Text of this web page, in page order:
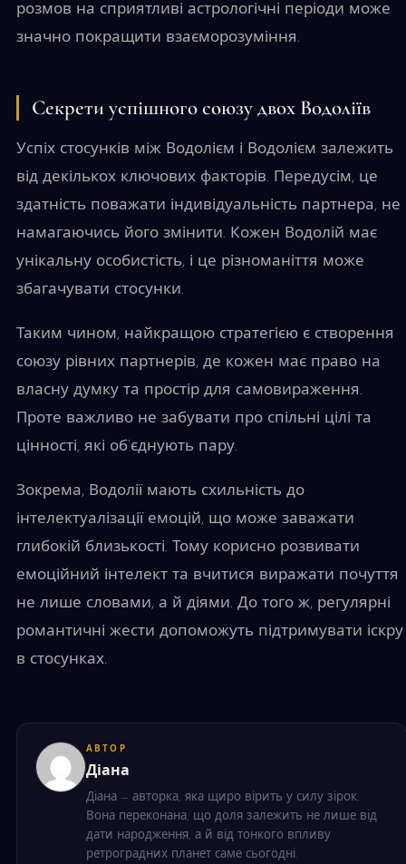
розмов на сприятливі астрологічні періоди може
значно покращити взаєморозуміння.
Секрети успішного союзу двох Водоліїв
Успіх стосунків між Водолієм і Водолієм залежить
від декількох ключових факторів. Передусім, це
здатність поважати індивідуальність партнера, не
намагаючись його змінити. Кожен Водолій має
унікальну особистість, і це різноманіття може
збагачувати стосунки.
Таким чином, найкращою стратегією є створення
союзу рівних партнерів, де кожен має право на
власну думку та простір для самовираження.
Проте важливо не забувати про спільні цілі та
цінності, які об’єднують пару.
Зокрема, Водолії мають схильність до
інтелектуалізації емоцій, що може заважати
глибокій близькості. Тому корисно розвивати
емоційний інтелект та вчитися виражати почуття
не лише словами, а й діями. До того ж, регулярні
романтичні жести допоможуть підтримувати іскру
в стосунках.
АВТОР
Діана
Діана — авторка, яка щиро вірить у силу зірок.
Вона переконана, що доля залежить не лише від
дати народження, а й від тонкого впливу
ретроградних планет саме сьогодні.